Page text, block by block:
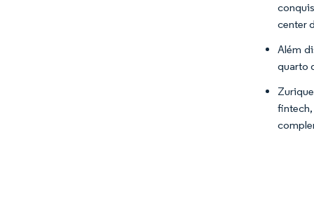
center
Além
quarto